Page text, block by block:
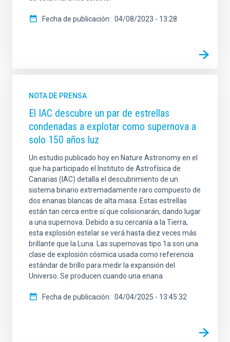
Fecha de publicación 04/08/2023 - 13:28
NOTA DE PRENSA
El IAC descubre un par de estrellas
condenadas a explotar como supernova a
solo 150 años luz
Un estudio publicado hoy en Nature Astronomy en el
que ha participado el Instituto de Astrofísica de
Canarias (IAC) detalla el descubrimiento de un
sistema binario extremadamente raro compuesto de
dos enanas blancas de alta masa. Estas estrellas
están tan cerca entre sí que colisionarán, dando lugar
a una supernova. Debido a su cercanía a la Tierra,
esta explosión estelar se verá hasta diez veces más
brillante que la Luna. Las supernovas tipo 1a son una
clase de explosión cósmica usada como referencia
estándar de brillo para medir la expansión del
Universo. Se producen cuando una enana
Fecha de publicación 04/04/2025 - 13:45:32